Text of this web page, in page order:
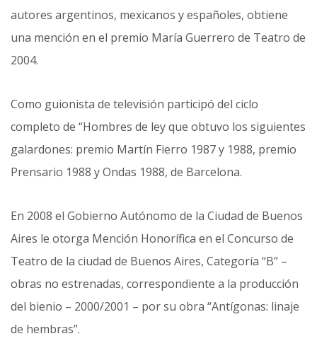
autores argentinos, mexicanos y españoles, obtiene
una mención en el premio María Guerrero de Teatro de
2004.
Como guionista de televisión participó del ciclo
completo de “Hombres de ley que obtuvo los siguientes
galardones: premio Martín Fierro 1987 y 1988, premio
Prensario 1988 y Ondas 1988, de Barcelona.
En 2008 el Gobierno Autónomo de la Ciudad de Buenos
Aires le otorga Mención Honorífica en el Concurso de
Teatro de la ciudad de Buenos Aires, Categoría “B” –
obras no estrenadas, correspondiente a la producción
del bienio – 2000/2001 – por su obra “Antígonas: linaje
de hembras”.